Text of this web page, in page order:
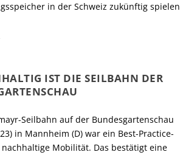
in der Schweiz zukünftig spielen
IST DIE SEILBAHN DER
Seilbahn auf der Bundesgartenschau
in Mannheim (D) war ein Best-Practice-
Mobilität. Das bestätigt eine